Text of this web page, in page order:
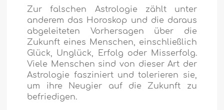
Zur falschen Astrologie zählt unter
anderem das Horoskop und die daraus
abgeleiteten Vorhersagen über die
Zukunft eines Menschen, einschließlich
Glück, Unglück, Erfolg oder Misserfolg.
Viele Menschen sind von dieser Art der
Astrologie fasziniert und tolerieren sie,
um ihre Neugier auf die Zukunft zu
befriedigen.